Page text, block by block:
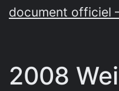
document officiel
2008